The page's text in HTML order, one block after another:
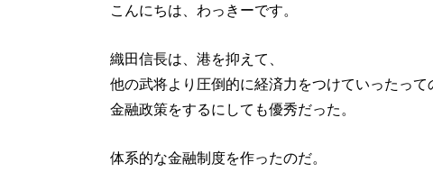
こんにちは、わっきーです。
織田信長は、港を抑えて、
他の武将より圧倒的に経済力をつけていったって
金融政策をするにしても優秀だった。
体系的な金融制度を作ったのだ。